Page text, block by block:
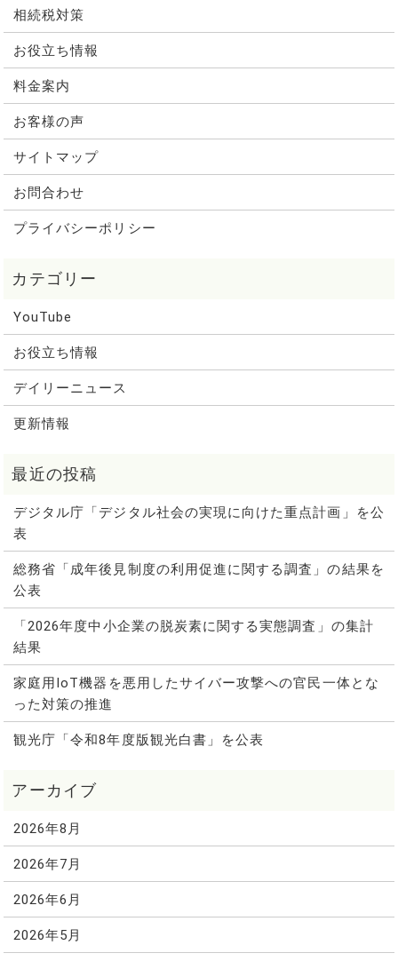
相続税対策
お役立ち情報
料金案内
お客様の声
サイトマップ
お問合わせ
プライバシーポリシー
YouTube
お役立ち情報
デイリーニュース
更新情報
デジタル庁「デジタル社会の実現に向けた重点計画」を公
表
総務省「成年後見制度の利用促進に関する調査」の結果を
公表
「2026年度中小企業の脱炭素に関する実態調査」の集計
結果
家庭用IoT機器を悪用したサイバー攻撃への官民一体とな
った対策の推進
観光庁「令和8年度版観光白書」を公表
2026年8月
2026年7月
2026年6月
2026年5月